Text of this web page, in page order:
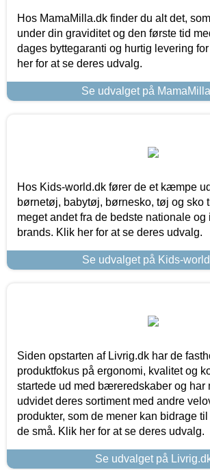
Hos MamaMilla.dk finder du alt det,
under din graviditet og den første tid
dages byttegaranti og hurtig levering
her for at se deres udvalg.
Se udvalget på
Hos Kids-world.dk fører de et kæmpe
børnetøj, babytøj, børnesko, tøj og sko
meget andet fra de bedste nationale
brands. Klik her for at se deres udvalg.
Se udvalget på Kids-
Siden opstarten af Livrig.dk har de
produktfokus på ergonomi, kvalitet og
startede ud med bæreredskaber og har
udvidet deres sortiment med andre
produkter, som de mener kan bidrage
de små. Klik her for at se deres udvalg.
Se udvalget på